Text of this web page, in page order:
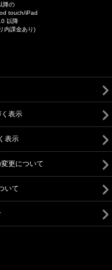
降の
touch/iPad
以降
内課金あり)
表示
表示
更について
いて